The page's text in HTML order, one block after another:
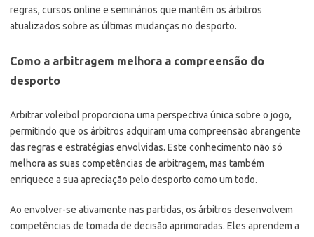
regras, cursos online e seminários que mantêm os árbitros
atualizados sobre as últimas mudanças no desporto.
Como a arbitragem melhora a compreensão do
desporto
Arbitrar voleibol proporciona uma perspectiva única sobre o jogo,
permitindo que os árbitros adquiram uma compreensão abrangente
das regras e estratégias envolvidas. Este conhecimento não só
melhora as suas competências de arbitragem, mas também
enriquece a sua apreciação pelo desporto como um todo.
Ao envolver-se ativamente nas partidas, os árbitros desenvolvem
competências de tomada de decisão aprimoradas. Eles aprendem a